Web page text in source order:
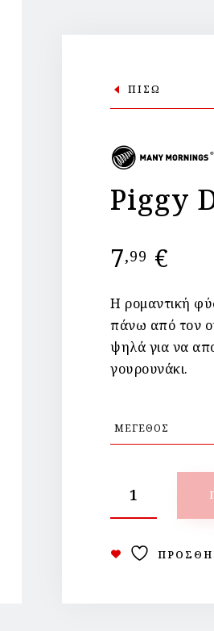
ΠΙΣΩ
Piggy
7,99 €
Η ρομαντική
πάνω από τον
ψηλά για να
γουρουνάκι.